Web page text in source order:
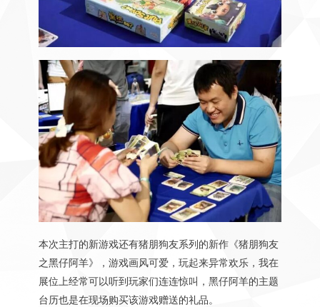
本次主打的新游戏还有猪朋狗友系列的新作《猪朋狗友
之黑仔阿羊》，游戏画风可爱，玩起来异常欢乐，我在
展位上经常可以听到玩家们连连惊叫，黑仔阿羊的主题
台历也是在现场购买该游戏赠送的礼品。